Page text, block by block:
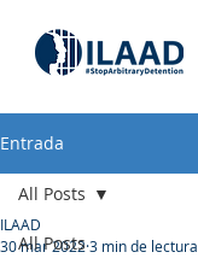
Entrada
All Posts
All Posts
ILAAD
30 mar 2022 3 min de lectura